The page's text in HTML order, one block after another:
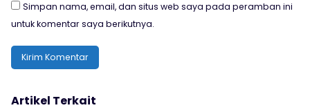
Simpan nama, email, dan situs web saya pada peramban ini
untuk komentar saya berikutnya.
Artikel Terkait